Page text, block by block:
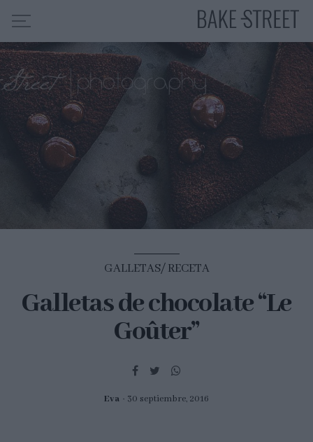
HOME
INDICE DE RECETAS
COLABORO CON
SOBRE MÍ
MIS CURSOS
CONTACTO
ES EN
GALLETAS RECETA
Galletas de chocolate “Le
Goûter”
Eva 30 septiembre, 2016